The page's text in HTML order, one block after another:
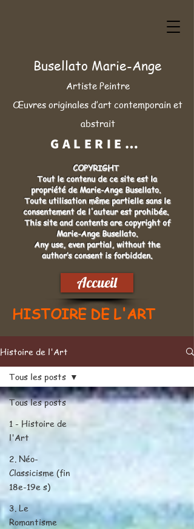
Busellato Marie-Ange
Artiste Peintre
Œuvres originales d’art contemporain et
abstrait
GALERIE/ACHAT ➦
COPYRIGHT
Tout le contenu de ce site est la
propriété de Marie-Ange Busellato.
Toute utilisation même partielle sans le
consentement de l'auteur est prohibée.
This site and contents are copyright of
Marie-Ange Busellato.
Any use, even partial, without the
author’s consent is forbidden.
Accueil
HISTOIRE DE L'ART
Histoire de l'Art
Tous les posts
1 - Histoire de
l'Art
2. Néo-
Classicisme (fin
18e-19e s)
3. Le
Romantisme
Tous les posts